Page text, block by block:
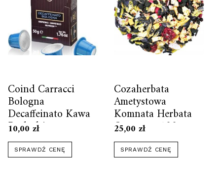
Coind Carracci
Bologna
Decaffeinato Kawa
Bezkofeinowa
Kapsułki Do
Nespresso 10kaps.
10,00 zł
SPRAWDŹ CENĘ
Cozaherbata
Ametystowa
Komnata Herbata
Owocowa 100g
25,00zł
SPRAWDŹ CENĘ